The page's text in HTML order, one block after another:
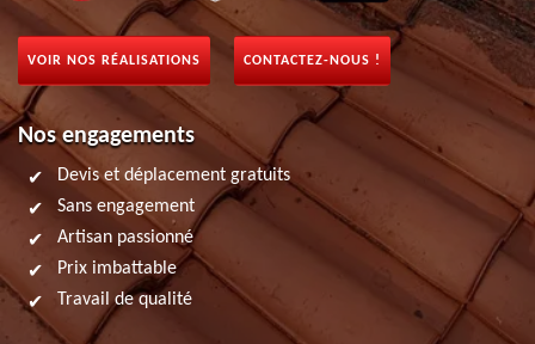
VOIR NOS RÉALISATIONS CONTACTEZ-NOUS !
Nos engagements
Devis et déplacement gratuits
Sans engagement
Artisan passionné
Prix imbattable
Travail de qualité